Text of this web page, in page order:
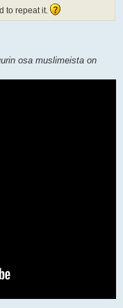
to repeat it.
osa muslimeista on